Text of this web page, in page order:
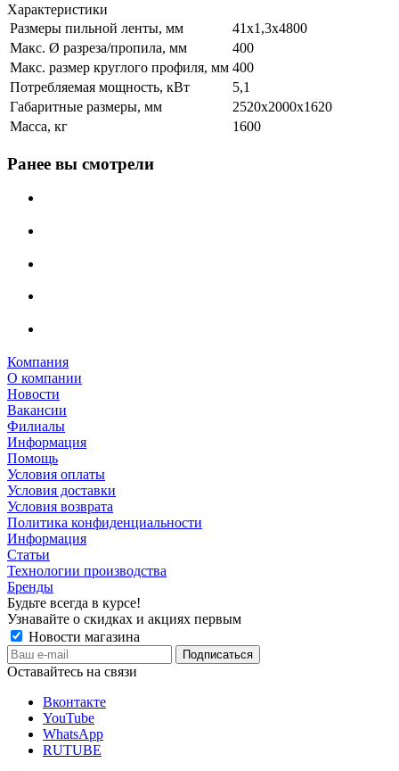
Характеристики
Размеры пильной ленты, мм
41х1,3х4800
Макс. Ø разреза/пропила, мм
400
Макс. размер круглого профиля, мм 400
Потребляемая мощность, кВт
5,1
Габаритные размеры, мм
2520х2000х1620
Масса, кг
1600
Ранее вы смотрели
Компания
О компании
Новости
Вакансии
Филиалы
Информация
Помощь
Условия оплаты
Условия доставки
Условия возврата
Политика конфиденциальности
Информация
Статьи
Технологии производства
Бренды
Будьте всегда в курсе!
Узнавайте о скидках и акциях первым
Новости магазина
Оставайтесь на связи
Вконтакте
YouTube
WhatsApp
RUTUBE